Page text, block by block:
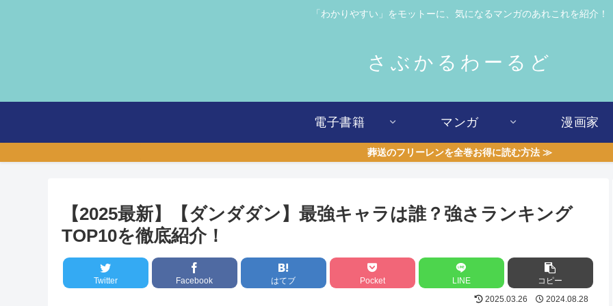
「わかりやすい」をモットーに、気になるマンガのあれこれを紹介！
さぶかるわーるど
電子書籍 マンガ 漫画家
葬送のフリーレンを全巻お得に読む方法 ≫
【2025最新】【ダンダダン】最強キャラは誰？強さランキング
TOP10を徹底紹介！
Twitter Facebook はてブ Pocket LINE
コピー
2025.03.26
2024.08.28